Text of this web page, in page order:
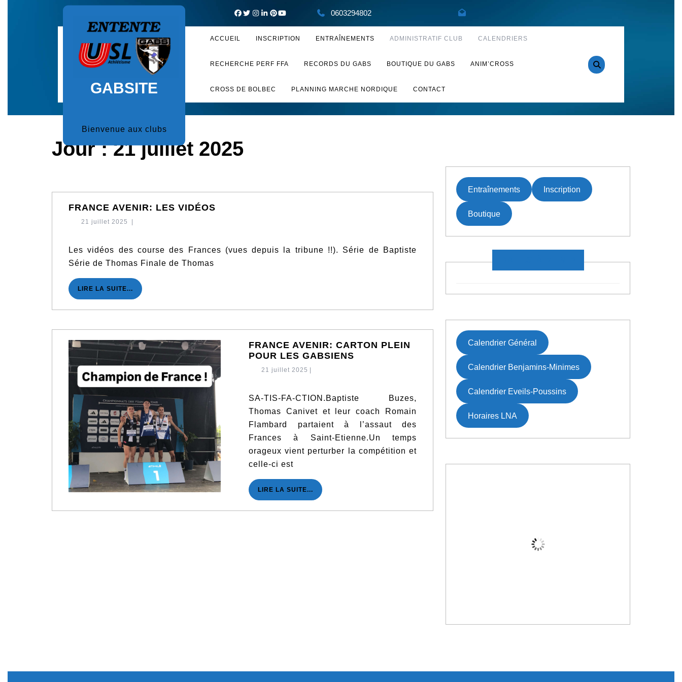
0603294802
GABSITE
Bienvenue aux clubs
ACCUEIL INSCRIPTION ENTRAÎNEMENTS ADMINISTRATIF CLUB CALENDRIERS
RECHERCHE PERF FFA RECORDS DU GABS BOUTIQUE DU GABS ANIM’CROSS
CROSS DE BOLBEC PLANNING MARCHE NORDIQUE CONTACT
Jour :21 juillet 2025
FRANCE AVENIR: LES VIDÉOS
21 juillet 2025 21
Les vidéos des course des Frances (vues depuis la tribune !!). Série de Baptiste
Série de Thomas Finale de Thomas
LIRE LA SUITE... LIRE
LA
FRANCE AVENIR: CARTON PLEIN
POUR LES GABSIENS
POUR
LES
GABSIENS
21 juillet 2025 21
SA-TIS-FA-CTION.Baptiste Buzes,
Thomas Canivet et leur coach Romain
Flambard partaient à l’assaut des
Frances à Saint-Etienne.Un temps
orageux vient perturber la compétition et
celle-ci est
LIRE LA SUITE... LIRE
LA
Entraînements Inscription
Boutique
Calendrier Général
Calendrier Benjamins-Minimes
Calendrier Eveils-Poussins
Horaires LNA